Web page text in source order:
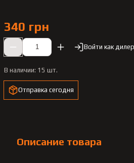
340 грн
Войти как дилер
В наличии: 15 шт.
Отправка сегодня
Описание товара